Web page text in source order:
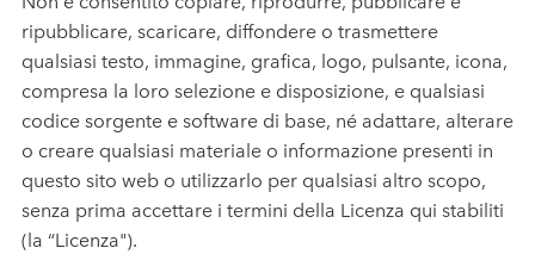
ripubblicare, scaricare, diffondere o trasmettere
qualsiasi testo, immagine, grafica, logo, pulsante, icona,
compresa la loro selezione e disposizione, e qualsiasi
codice sorgente e software di base, né adattare, alterare
o creare qualsiasi materiale o informazione presenti in
questo sito web o utilizzarlo per qualsiasi altro scopo,
senza prima accettare i termini della Licenza qui stabiliti
(la “Licenza").